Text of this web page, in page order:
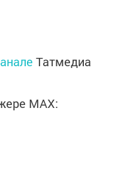
Татмедиа
MАХ: